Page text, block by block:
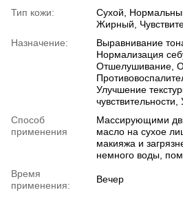
Тип кожи:
Сухой,
Жирный,
Назначение:
Выравнивание
Нормализация
Отшелушивание,
Улучшение
Способ
применения
Массирующими
масло на сухое
макияжа и
немного воды,
Время
применения:
Вечер